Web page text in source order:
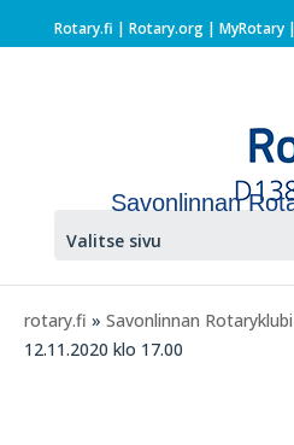
Rotary.fi | Rotary.org| MyRotary |
Savonlinnan
Valitse sivu
rotary.fi » Savonlinnan
12.11.2020 klo 17.00